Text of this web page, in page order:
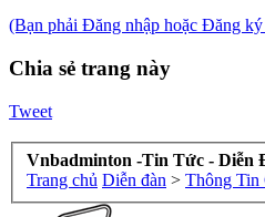
(Bạn phải Đăng nhập hoặc Đăng
Chia sẻ trang này
Tweet
Vnbadminton -Tin Tức - Diễn
Trang chủ Diễn đàn > Thông Tin